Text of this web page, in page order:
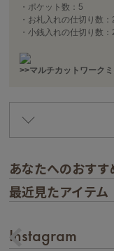
・ポケット数：5
・お札入れの仕切り数：
・小銭入れの仕切り数：
>>マルチカットワーク
あなたへのおすす
最近見たアイテム
Instagram